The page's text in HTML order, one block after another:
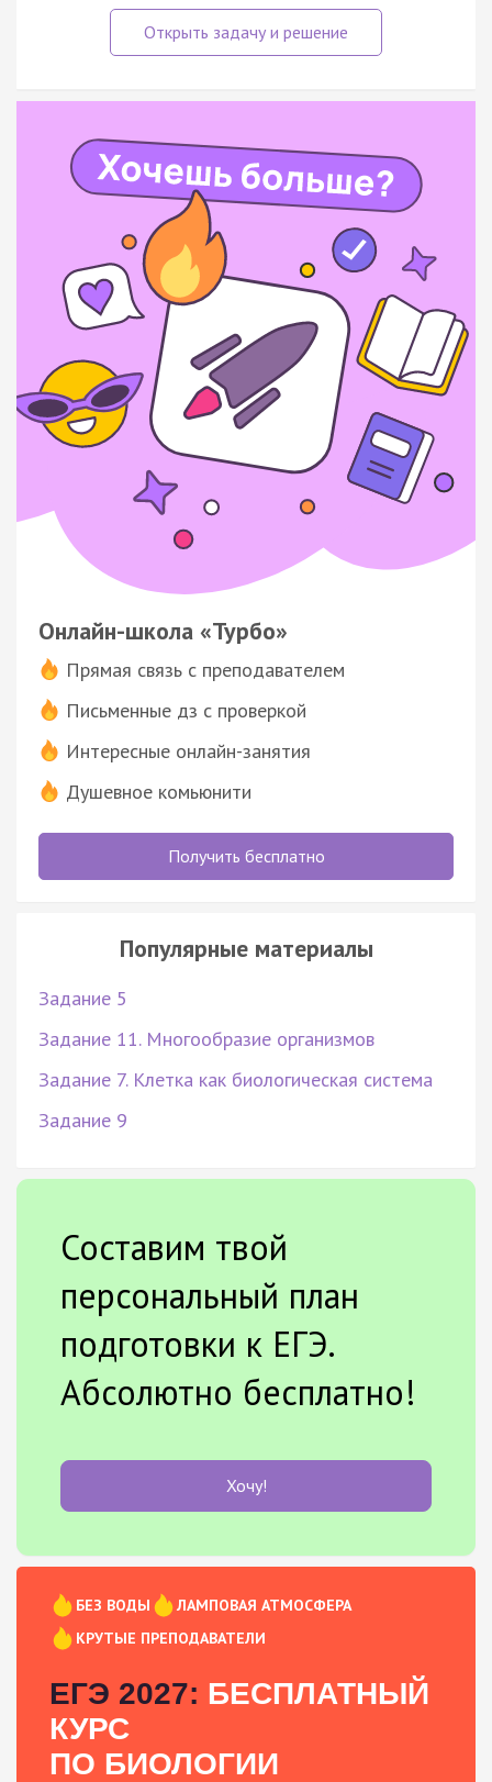
Онлайн-школа «Турбо»
Прямая связь с преподавателем
Письменные дз с проверкой
Интересные онлайн-занятия
Душевное комьюнити
Получить бесплатно
Популярные материалы
Задание 5
Задание 11. Многообразие организмов
Задание 7. Клетка как биологическая система
Задание 9
Составим твой
персональный план
подготовки к ЕГЭ.
Абсолютно бесплатно!
Хочу!
БЕЗ ВОДЫ
ЛАМПОВАЯ АТМОСФЕРА
КРУТЫЕ ПРЕПОДАВАТЕЛИ
ЕГЭ 2027: БЕСПЛАТНЫЙ
КУРС
ПО БИОЛОГИИ